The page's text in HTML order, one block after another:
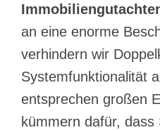
an eine enorme
verhindern wir
Systemfunktionalität
entsprechen großen
kümmern dafür,